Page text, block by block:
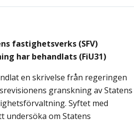
fastighetsverks (SFV)
har behandlats (FiU31)
en skrivelse från regeringen
granskning av Statens
Syftet med
undersöka om Statens